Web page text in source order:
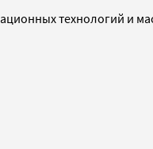
технологий и